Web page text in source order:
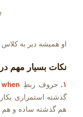
او همیشه دیر به
نکات بسیار مهم
۱. حروف ربطِwhen
هم گذشته ساده و هم